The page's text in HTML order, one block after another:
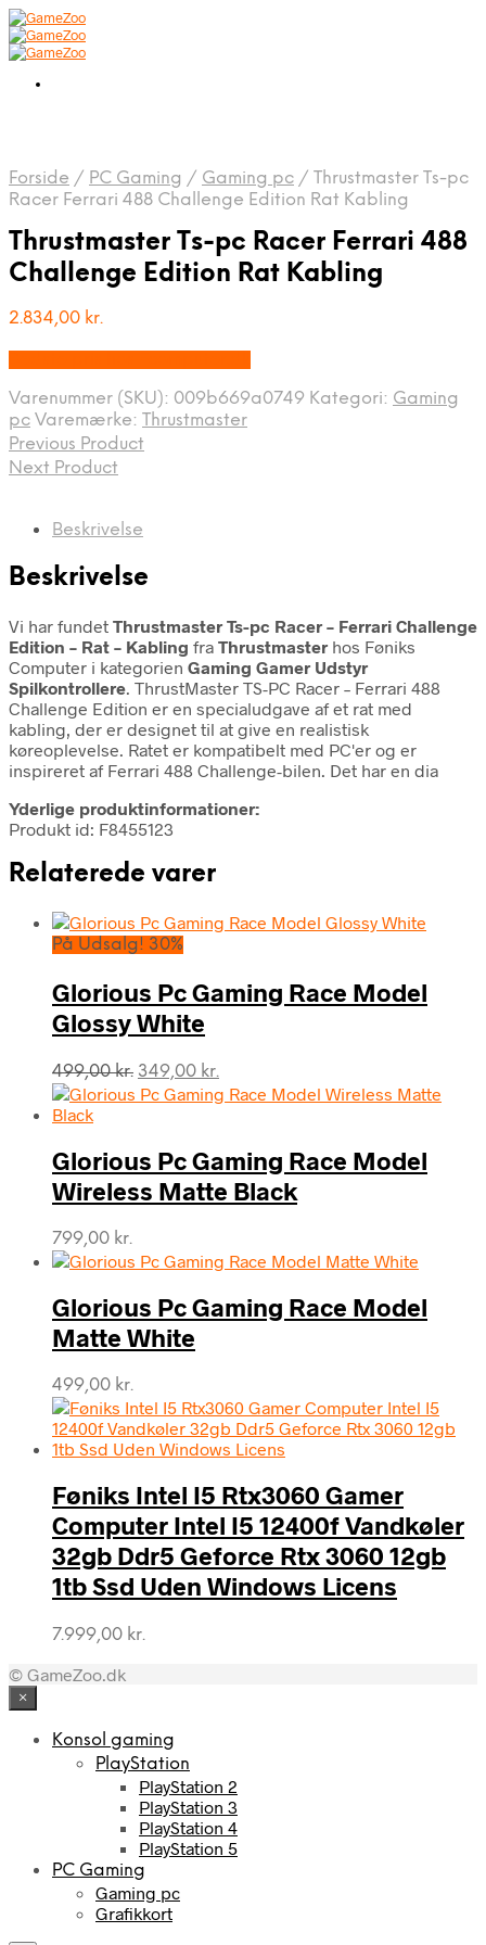
Forside / PC Gaming / Gaming pc / Thrustmaster Ts-pc
Racer Ferrari 488 Challenge Edition Rat Kabling
Thrustmaster Ts-pc Racer Ferrari 488
Challenge Edition Rat Kabling
2.834,00 kr.
Varenummer (SKU): 009b669a0749 Kategori: Gaming
pc Varemærke: Thrustmaster
Previous Product
Next Product
Beskrivelse
Beskrivelse
Vi har fundet Thrustmaster Ts-pc Racer – Ferrari Challenge
Edition – Rat – Kabling fra Thrustmaster hos Føniks
Computer i kategorien Gaming Gamer Udstyr
Spilkontrollere. ThrustMaster TS-PC Racer – Ferrari 488
Challenge Edition er en specialudgave af et rat med
kabling, der er designet til at give en realistisk
køreoplevelse. Ratet er kompatibelt med PC'er og er
inspireret af Ferrari 488 Challenge-bilen. Det har en dia
Yderlige produktinformationer:
Produkt id: F8455123
Relaterede varer
På Udsalg! 30%
Glorious Pc Gaming Race Model
Glossy White
499,00kr. Den
oprindelige
499,00 kr..
349,00 kr.
aktuelle
349,00 kr..
Glorious Pc Gaming Race Model
Wireless Matte Black
799,00 kr.
Glorious Pc Gaming Race Model
Matte White
499,00 kr.
Føniks Intel I5 Rtx3060 Gamer
Computer Intel I5 12400f Vandkøler
32gb Ddr5 Geforce Rtx 3060 12gb
1tb Ssd Uden Windows Licens
7.999,00 kr.
© GameZoo.dk
×
Konsol gaming
PlayStation
PlayStation 2
PlayStation 3
PlayStation 4
PlayStation 5
PC Gaming
Gaming pc
Grafikkort